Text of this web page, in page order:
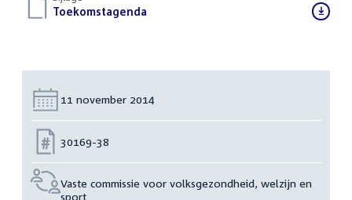
Download
Toekomstagenda
Datum:
11 november 2014
Nummer:
30169-38
Vaste commissie voor volksgezondheid, welzijn en
sport